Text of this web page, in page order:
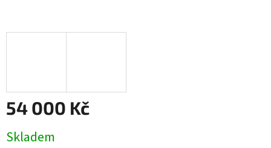
54 000 Kč
cena:
Skladem